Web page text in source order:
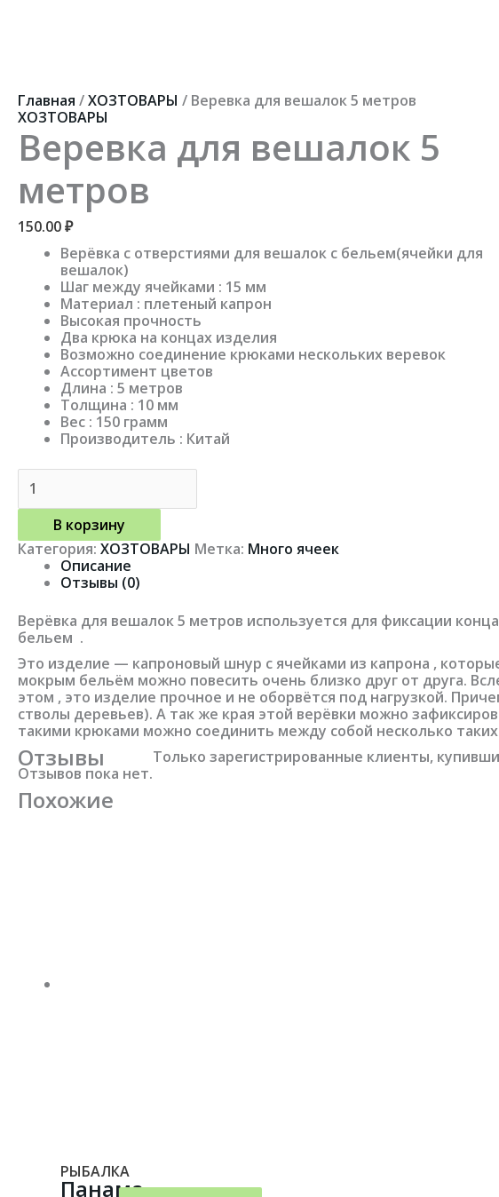
Главная /ХОЗТОВАРЫ / Веревка для вешалок 5 метров
ХОЗТОВАРЫ
Веревка для вешалок 5
метров
150.00₽
Верёвка с отверстиями для вешалок с бельем(ячейки для
вешалок)
Шаг между ячейками : 15 мм
Материал : плетеный капрон
Высокая прочность
Два крюка на концах изделия
Возможно соединение крюками нескольких веревок
Ассортимент цветов
Длина : 5 метров
Толщина : 10 мм
Вес : 150 грамм
Производитель : Китай
Веревка
для
вешалок
метров
В корзину
Категория: ХОЗТОВАРЫ Метка: Много ячеек
Описание
Отзывы (0)
Верёвка для вешалок 5 метров используется для фиксации
бельем .
Это изделие — капроновый шнур с ячейками из капрона ,
мокрым бельём можно повесить очень близко друг от друга.
этом , это изделие прочное и не оборвётся под нагрузкой.
стволы деревьев). А так же края этой верёвки можно
такими крюками можно соединить между собой несколько таких
Отзывы
Отзывов пока нет.
Только зарегистрированные клиенты,
Похожие
РЫБАЛКА
Панама